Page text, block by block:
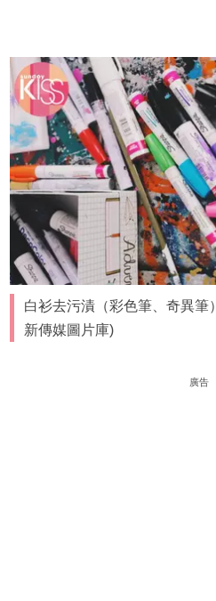
白衫去污漬（彩色筆、奇異筆
新傳媒圖片庫)
廣告